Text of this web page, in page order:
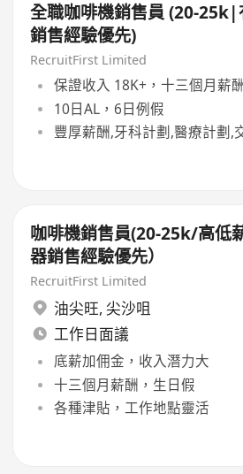
全職咖啡機銷售員 (20-25k|
銷售經驗優先)
RecruitFirst Limited
保證收入 18K+，十三個月薪
10日AL，6日例假
豐厚薪酬,牙科計劃,醫療計劃,
咖啡機銷售員(20-25k/高低
器銷售經驗優先）
RecruitFirst Limited
油尖旺, 尖沙咀
工作日面議
底薪加佣金，收入潛力大
十三個月薪酬，生日假
各種津貼，工作地點靈活